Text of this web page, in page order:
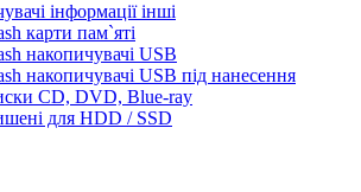
інформації інші
карти пам`яті
накопичувачі USB
накопичувачі USB під нанесення
CD, DVD, Blue-ray
для HDD / SSD